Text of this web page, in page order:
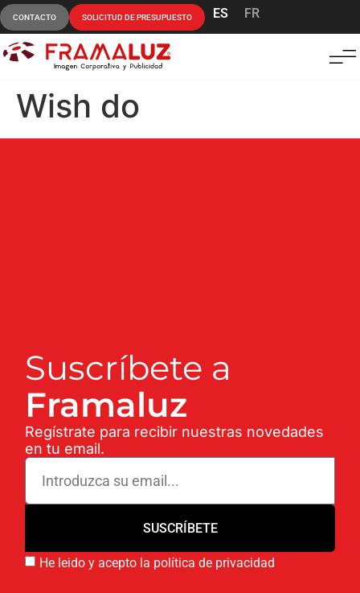
CONTACTO SOLICITUD DE PRESUPUESTO ES FR
Wish do
Suscríbete a
Framaluz
Regístrate para recibir nuestras novedades
en tu email.
He leido y acepto la política de privacidad
SUSCRÍBETE